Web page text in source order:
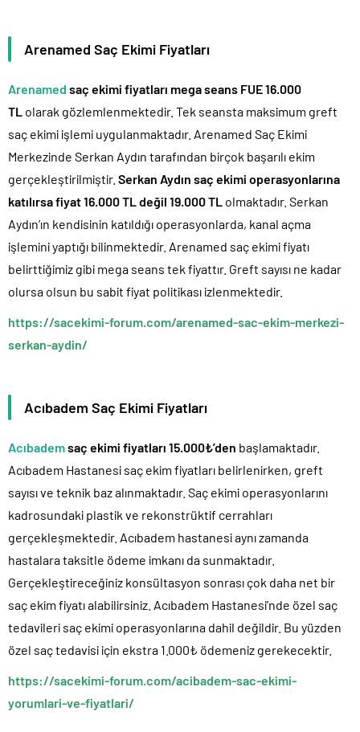
Arenamed Saç Ekimi Fiyatları
Arenamed saç ekimi fiyatları mega seans FUE 16.000
TL olarak gözlemlenmektedir. Tek seansta maksimum greft
saç ekimi işlemi uygulanmaktadır. Arenamed Saç Ekimi
Merkezinde Serkan Aydın tarafından birçok başarılı ekim
gerçekleştirilmiştir. Serkan Aydın saç ekimi operasyonlarına
katılırsa fiyat 16.000 TL değil 19.000 TL olmaktadır. Serkan
Aydın’ın kendisinin katıldığı operasyonlarda, kanal açma
işlemini yaptığı bilinmektedir. Arenamed saç ekimi fiyatı
belirttiğimiz gibi mega seans tek fiyattır. Greft sayısı ne kadar
olursa olsun bu sabit fiyat politikası izlenmektedir.
https://sacekimi-forum.com/arenamed-sac-ekim-merkezi-
serkan-aydin/
Acıbadem Saç Ekimi Fiyatları
Acıbademsaç ekimi fiyatları 15.000₺’den başlamaktadır.
Acıbadem Hastanesi saç ekim fiyatları belirlenirken, greft
sayısı ve teknik baz alınmaktadır. Saç ekimi operasyonlarını
kadrosundaki plastik ve rekonstrüktif cerrahları
gerçekleşmektedir. Acıbadem hastanesi aynı zamanda
hastalara taksitle ödeme imkanı da sunmaktadır.
Gerçekleştireceğiniz konsültasyon sonrası çok daha net bir
saç ekim fiyatı alabilirsiniz. Acıbadem Hastanesi’nde özel saç
tedavileri saç ekimi operasyonlarına dahil değildir. Bu yüzden
özel saç tedavisi için ekstra 1.000₺ ödemeniz gerekecektir.
https://sacekimi-forum.com/acibadem-sac-ekimi-
yorumlari-ve-fiyatlari/